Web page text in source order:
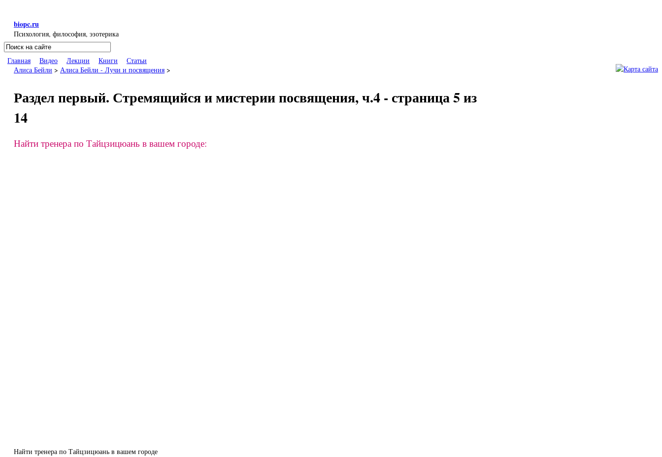
biopc.ru
Психология, философия, эзотерика
Форма поиска
Поиск
Главная Видео Лекции Книги
Статьи
Алиса Бейли > Алиса Бейли - Лучи и посвящения >
Раздел первый. Стремящийся и мистерии посвящения, ч.4 - страница 5 из
14
Найти тренера по Тайцзицюань в вашем городе:
Найти тренера по Тайцзицюань в вашем городе